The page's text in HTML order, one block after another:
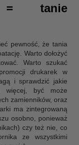
= tanie
pewność, że tania
Warto dołożyć
Warto szukać
drukarek w
i sprawdzić jakie
więcej, być może
zamienników, oraz
ma zintegrowaną
osobno, ponieważ
czy też nie, co
ze wszystkimi